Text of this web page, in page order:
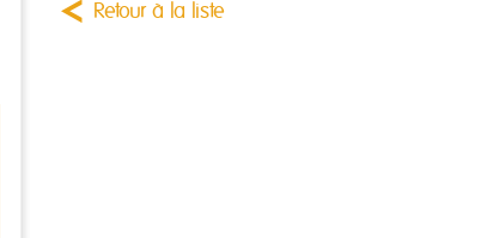
Retour à la liste